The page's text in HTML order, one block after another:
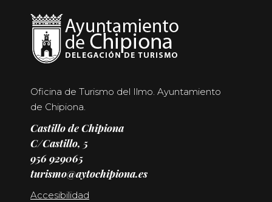
Oficina de Turismo del Ilmo. Ayuntamiento
de Chipiona.
Castillo de Chipiona
C/Castillo, 5
956 929065
turismo@aytochipiona.es
Accesibilidad